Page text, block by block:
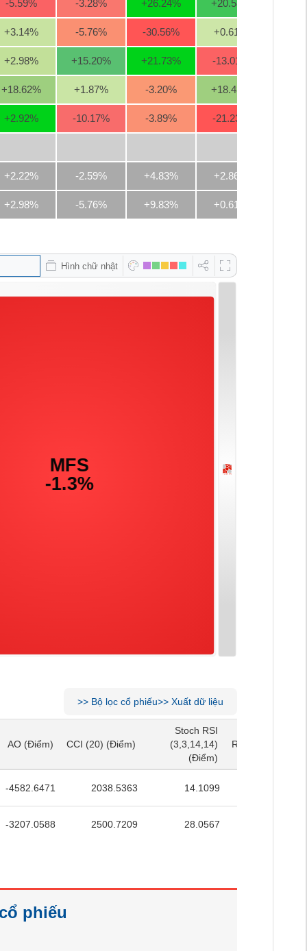
-5.59% -3.28% +26.24% +20.58
+3.14% -5.76% -30.56% +0.61
+2.98% +15.20% +21.73% -13.01
+18.62% +1.87% -3.20% +18.43
+2.92% -10.17% -3.89% -21.23
+2.22% -2.59% +4.83% +2.86%
+2.98% -5.76% +9.83% +0.61%
Hình chữ nhật
>> Bộ lọc cổ phiếu>> Xuất dữ liệu
AO (Điểm) CCI (20) (Điểm)
Stoch RSI
(3,3,14,14)
(Điểm)
RSI (14)
AO (Điểm) CCI (20) (Điểm)
Stoch RSI
(3,3,14,14)
(Điểm)
RSI (14)
-4582.6471 2038.5363 14.1099
-3207.0588 2500.7209 28.0567
phiếu